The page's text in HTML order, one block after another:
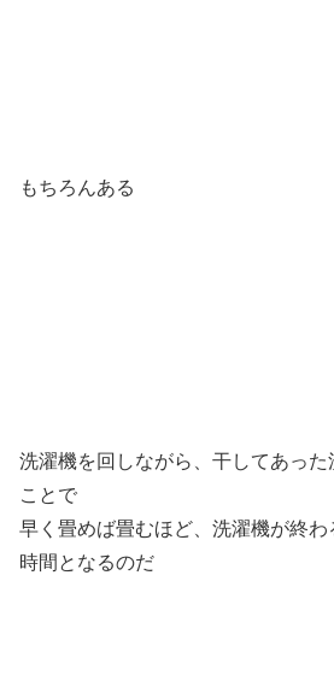
もちろんある
洗濯機を回しながら、干してあっ
ことで
早く畳めば畳むほど、洗濯機が終
時間となるのだ